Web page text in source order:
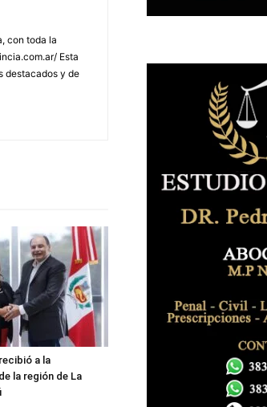
con toda la
Esta
destacados y de
a la
la región de La